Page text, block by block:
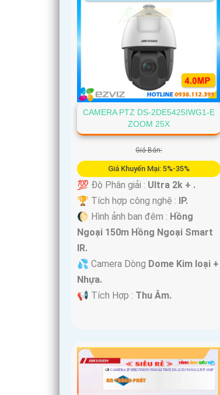
CAMERA PTZ DS-2DE5425IWG1-E
ZOOM 25X
Giá Bán:
Giá Khuyến Mại: 5%-35%
💯 Độ Phân giải : Ultra 2k + .
🏆 Tích hợp công nghệ : IP.
🌔 Hình ảnh ban đêm : Hồng
Ngoại 150m Hồng Ngoại Smart
IR.
💦 Camera Dòng Dome Kim loại +
Nhựa.
️📢 Tích Hợp : Thu Âm.